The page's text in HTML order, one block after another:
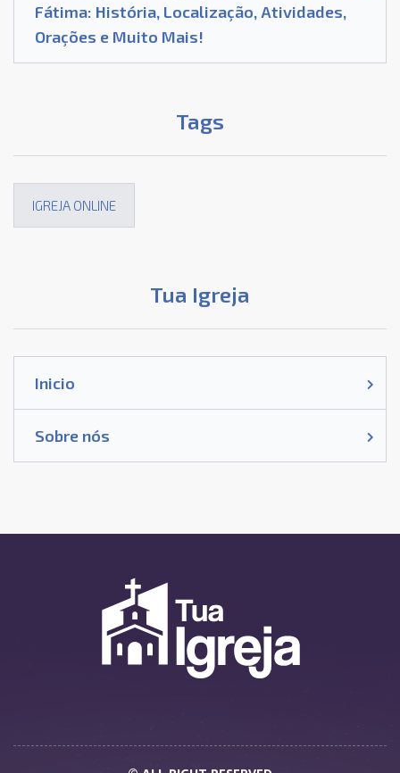
Fátima: História, Localização, Atividades,
Orações e Muito Mais!
Tags
IGREJA ONLINE
Tua Igreja
Inicio
Sobre nós